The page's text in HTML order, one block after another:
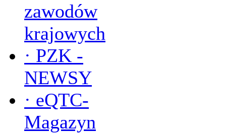
zawodów
krajowych
· PZK -
NEWSY
· eQTC-
Magazyn